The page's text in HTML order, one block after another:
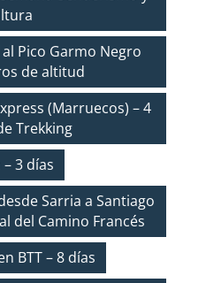
Pico Garmo Negro
de altitud
(Marruecos) – 4
Trekking
3 días
Sarria a Santiago
del Camino Francés
BTT – 8 días